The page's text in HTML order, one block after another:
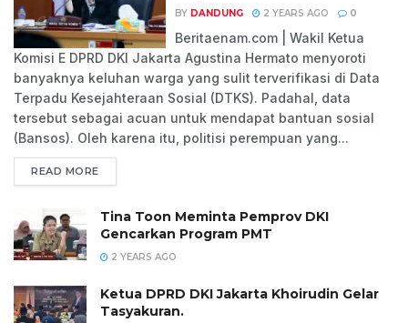
BY DANDUNG 2 YEARS AGO 0
Beritaenam.com | Wakil Ketua
Komisi E DPRD DKI Jakarta Agustina Hermato menyoroti
banyaknya keluhan warga yang sulit terverifikasi di Data
Terpadu Kesejahteraan Sosial (DTKS). Padahal, data
tersebut sebagai acuan untuk mendapat bantuan sosial
(Bansos). Oleh karena itu, politisi perempuan yang...
READ MORE
Tina Toon Meminta Pemprov DKI
Gencarkan Program PMT
2 YEARS AGO
Ketua DPRD DKI Jakarta Khoirudin Gelar
Tasyakuran.